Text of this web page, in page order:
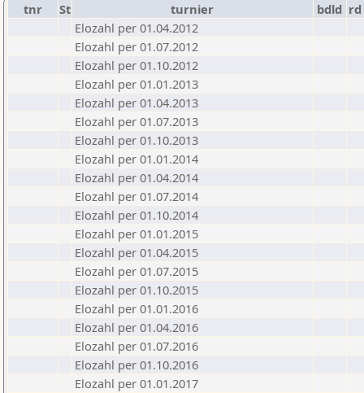
tnr St turnier bdld rd
Elozahl per 01.04.2012
Elozahl per 01.07.2012
Elozahl per 01.10.2012
Elozahl per 01.01.2013
Elozahl per 01.04.2013
Elozahl per 01.07.2013
Elozahl per 01.10.2013
Elozahl per 01.01.2014
Elozahl per 01.04.2014
Elozahl per 01.07.2014
Elozahl per 01.10.2014
Elozahl per 01.01.2015
Elozahl per 01.04.2015
Elozahl per 01.07.2015
Elozahl per 01.10.2015
Elozahl per 01.01.2016
Elozahl per 01.04.2016
Elozahl per 01.07.2016
Elozahl per 01.10.2016
Elozahl per 01.01.2017